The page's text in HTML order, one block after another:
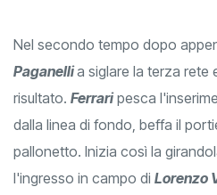
Nel secondo tempo dopo
Paganellia siglare la terza rete
risultato. Ferraripesca
dalla linea di fondo, beffa il
pallonetto. Inizia così la
l'ingresso in campo di Lorenzo